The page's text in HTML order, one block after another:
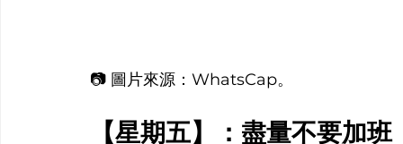
📷 圖片來源：WhatsCap。
【星期五】：盡量不要加